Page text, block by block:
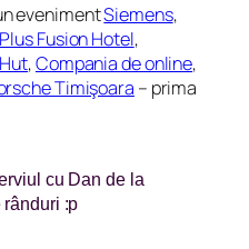
evenimentSiemens,
Fusion Hotel,
,Compania de online,
Timişoara – prima
cu Dan de la
:p